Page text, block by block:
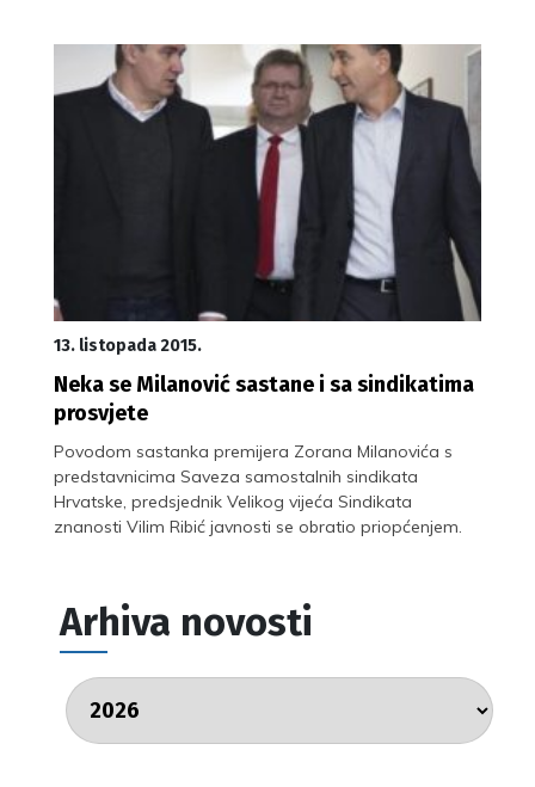
13. listopada 2015.
Neka se Milanović sastane i sa sindikatima
prosvjete
Povodom sastanka premijera Zorana Milanovića s
predstavnicima Saveza samostalnih sindikata
Hrvatske, predsjednik Velikog vijeća Sindikata
znanosti Vilim Ribić javnosti se obratio priopćenjem.
Arhiva novosti